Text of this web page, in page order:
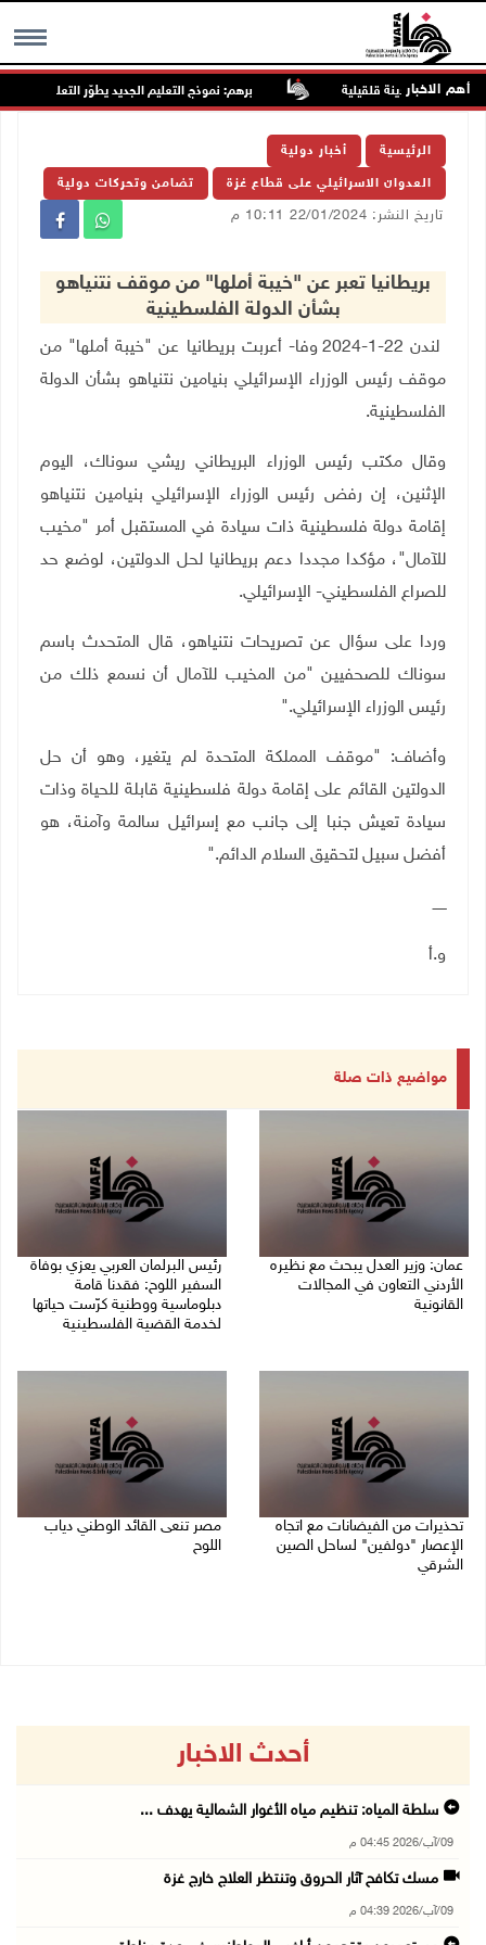
MENU أهم الاخبار
تقتحم مدينة قلقيلية برهم: نموذج التعليم الجديد يطوّر التعلم ولا يلغي
الرئيسية أخبار دولية
العدوان الاسرائيلي على قطاع غزة تضامن وتحركات دولية
تاريخ النشر: 22/01/2024 10:11 م
بريطانيا تعبر عن "خيبة أملها" من موقف نتنياهو
بشأن الدولة الفلسطينية
لندن 22-1-2024 وفا- أعربت بريطانيا عن "خيبة أملها" من
موقف رئيس الوزراء الإسرائيلي بنيامين نتنياهو بشأن الدولة
الفلسطينية.
وقال مكتب رئيس الوزراء البريطاني ريشي سوناك، اليوم
الإثنين، إن رفض رئيس الوزراء الإسرائيلي بنيامين نتنياهو
إقامة دولة فلسطينية ذات سيادة في المستقبل أمر "مخيب
للآمال"، مؤكدا مجددا دعم بريطانيا لحل الدولتين، لوضع حد
للصراع الفلسطيني- الإسرائيلي.
وردا على سؤال عن تصريحات نتنياهو، قال المتحدث باسم
سوناك للصحفيين "من المخيب للآمال أن نسمع ذلك من
رئيس الوزراء الإسرائيلي".
وأضاف: "موقف المملكة المتحدة لم يتغير، وهو أن حل
الدولتين القائم على إقامة دولة فلسطينية قابلة للحياة وذات
سيادة تعيش جنبا إلى جانب مع إسرائيل سالمة وآمنة، هو
أفضل سبيل لتحقيق السلام الدائم".
ــــــ
و.أ
مواضيع ذات صلة
عمان: وزير العدل يبحث مع نظيره
الأردني التعاون في المجالات
القانونية
رئيس البرلمان العربي يعزي بوفاة
السفير اللوح: فقدنا قامة
دبلوماسية ووطنية كرّست حياتها
لخدمة القضية الفلسطينية
تحذيرات من الفيضانات مع اتجاه
الإعصار "دولفين" لساحل الصين
الشرقي
مصر تنعى القائد الوطني دياب
اللوح
أحدث الاخبار
سلطة المياه: تنظيم مياه الأغوار الشمالية يهدف ...
09/آب/2026 04:45 م
مسك تكافح آثار الحروق وتنتظر العلاج خارج غزة
09/آب/2026 04:39 م